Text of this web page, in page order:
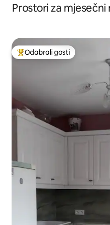
Prostori za
Među najviše rangiranima s
Odabrali gosti